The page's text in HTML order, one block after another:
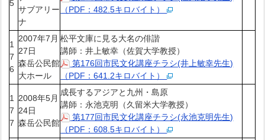
5
サブアリー
ナ
（PDF：482.5キロバイト）
1
7
6
2007年7月
27日
森岳公民館
大ホール
松平文庫に見る大名の俳諧
講師：井上敏幸（佐賀大学教授）
第176回市民文化講座チラシ(井上敏幸先生)
（PDF：641.2キロバイト）
1
7
7
2008年5月
24日
森岳公民館
成長するアジアと九州・島原
講師：永池克明（久留米大学教授）
第177回市民文化講座チラシ(永池克明先生)
（PDF：608.5キロバイト）